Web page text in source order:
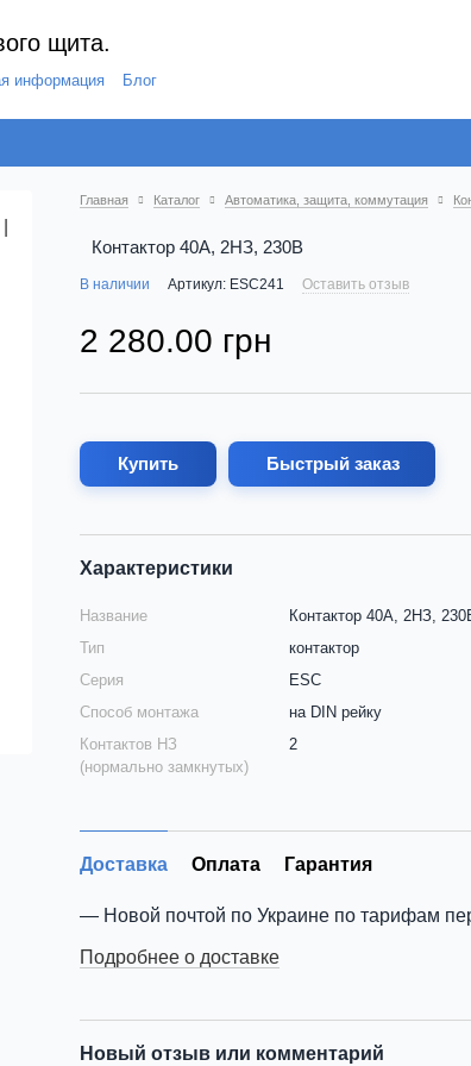
щита.
информация Блог
Главная Каталог Автоматика, защита, коммутация
Контактор 40А, 2НЗ, 230В
В наличии Артикул: ESC241 Оставить отзыв
2 280.00 грн
Купить Быстрый заказ
Характеристики
Название
Контактор 40А, 2НЗ,
Тип
контактор
Серия
ESC
Способ монтажа
на DIN рейку
Контактов НЗ
(нормально замкнутых)
2
Доставка Оплата Гарантия
Новой почтой по Украине по тарифам
Подробнее о доставке
Новый отзыв или комментарий